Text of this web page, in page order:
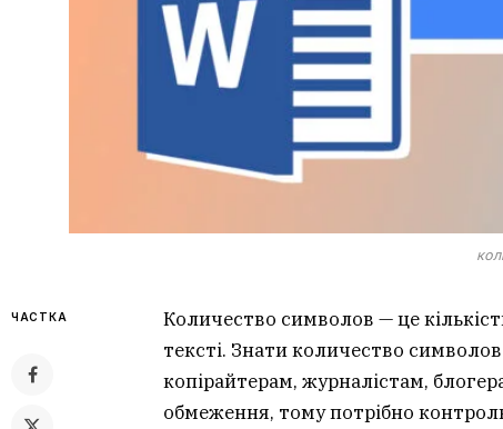
ЧАСТКА
Количество символов — це
тексті. Знати количество
копірайтерам, журналістам,
обмеження, тому потрібно